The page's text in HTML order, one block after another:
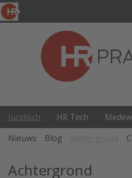
Juridisch HR Tech
Nieuws
Blog
Achtergrond